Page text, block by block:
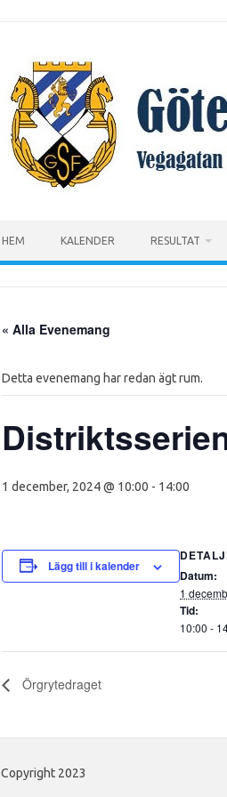
HEM KALENDER RESULTAT
« Alla Evenemang
Detta evenemang har redan ägt rum.
1 december, 2024 @ 10:00 - 14:00
Lägg till i kalender
Datum:
1
Tid:
10:00 -
Örgrytedraget
Copyright 2023